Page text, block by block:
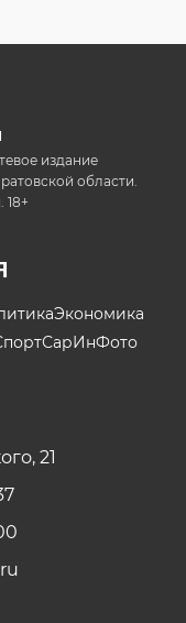
издание
области.
18+
Экономика
СарИнФото
21